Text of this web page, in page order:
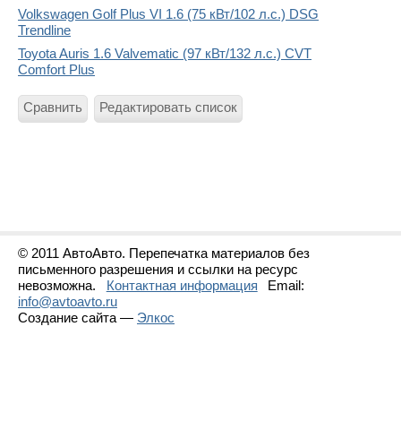
Volkswagen Golf Plus VI 1.6 (75 кВт/102 л.с.) DSG
Trendline
Toyota Auris 1.6 Valvematic (97 кВт/132 л.с.) CVT
Comfort Plus
Сравнить Редактировать список
© 2011 АвтоАвто. Перепечатка материалов без
письменного разрешения и ссылки на ресурс
невозможна.
Контактная информация
Email:
info@avtoavto.ru
Создание сайта — Элкос